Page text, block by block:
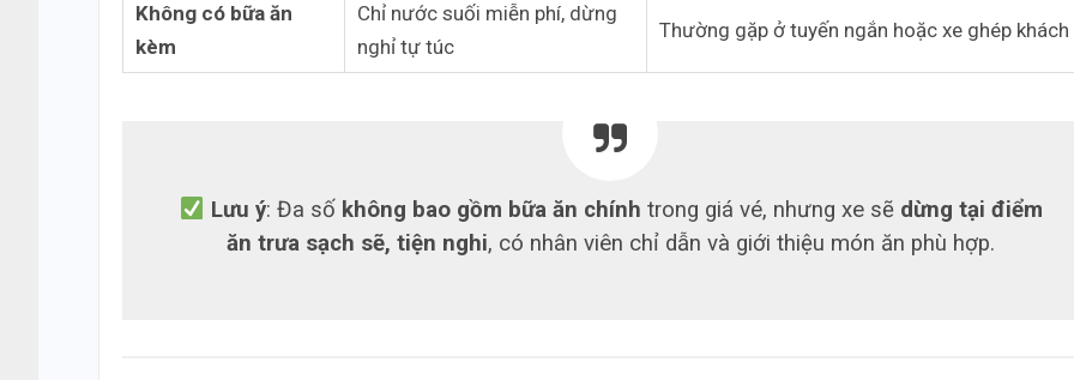
Không có bữa ăn
kèm
Chỉ nước suối miễn phí, dừng
nghỉ tự túc
Thường gặp ở tuyến ngắn hoặc xe ghép khách
Lưu ý: Đa số không bao gồm bữa ăn chính trong giá vé, nhưng xe sẽ dừng tại điểm
ăn trưa sạch sẽ, tiện nghi, có nhân viên chỉ dẫn và giới thiệu món ăn phù hợp.